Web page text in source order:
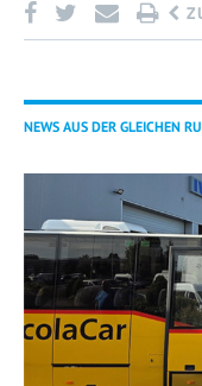
NEWS AUS DER GLEICHEN